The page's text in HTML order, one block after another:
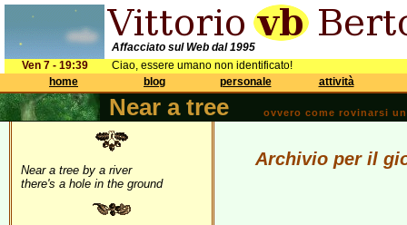
Affacciato sul Web dal 1995
Ven 7 - 19:39
Ciao, essere umano non identificato!
home
blog personale attività
Near a tree ovvero come rovinarsi
Near a tree by a river
there's a hole in the ground
Archivio per il